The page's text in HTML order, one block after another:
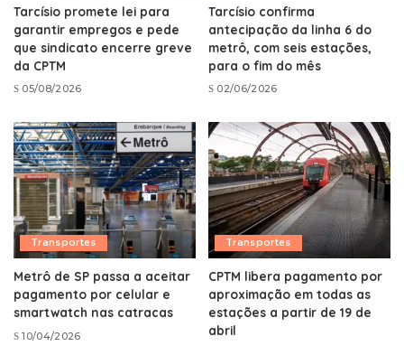
Tarcísio promete lei para
garantir empregos e pede
que sindicato encerre greve
da CPTM
05/08/2026
Tarcísio confirma
antecipação da linha 6 do
metrô, com seis estações,
para o fim do mês
02/06/2026
Transportes
Metrô de SP passa a aceitar
pagamento por celular e
smartwatch nas catracas
10/04/2026
Transportes
CPTM libera pagamento por
aproximação em todas as
estações a partir de 19 de
abril